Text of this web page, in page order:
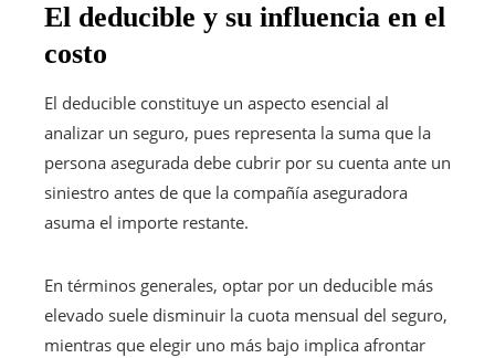
El deducible y su influencia en el
costo
El deducible constituye un aspecto esencial al
analizar un seguro, pues representa la suma que la
persona asegurada debe cubrir por su cuenta ante un
siniestro antes de que la compañía aseguradora
asuma el importe restante.
En términos generales, optar por un deducible más
elevado suele disminuir la cuota mensual del seguro,
mientras que elegir uno más bajo implica afrontar